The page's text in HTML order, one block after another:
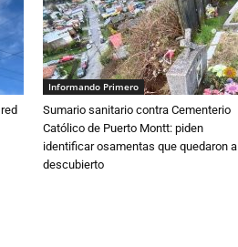
Informando Primero
Sumario sanitario contra Cementerio
Católico de Puerto Montt: piden
identificar osamentas que quedaron al
descubierto